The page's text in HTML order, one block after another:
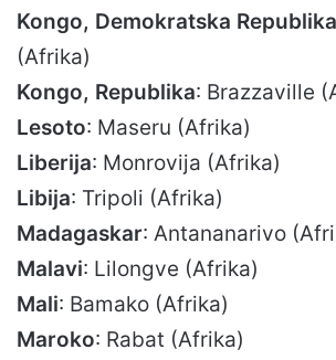
Kongo, Demokratska Republika
(Afrika)
Kongo, Republika: Brazzaville
Lesoto: Maseru (Afrika)
Liberija: Monrovija (Afrika)
Libija: Tripoli (Afrika)
Madagaskar: Antananarivo
Malavi: Lilongve (Afrika)
Mali: Bamako (Afrika)
Maroko: Rabat (Afrika)